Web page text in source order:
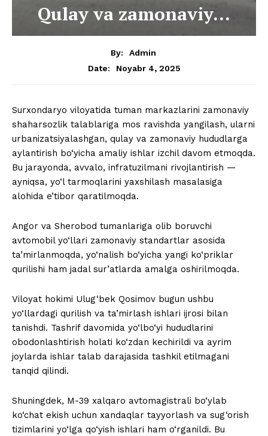
Qulay va zamonaviy…
By:
Admin
Date:
Noyabr 4, 2025
Surxondaryo viloyatida tuman markazlarini zamonaviy
shaharsozlik talablariga mos ravishda yangilash, ularni
urbanizatsiyalashgan, qulay va zamonaviy hududlarga
aylantirish bo‘yicha amaliy ishlar izchil davom etmoqda.
Bu jarayonda, avvalo, infratuzilmani rivojlantirish —
ayniqsa, yo‘l tarmoqlarini yaxshilash masalasiga
alohida e’tibor qaratilmoqda.
Angor va Sherobod tumanlariga olib boruvchi
avtomobil yo‘llari zamonaviy standartlar asosida
ta’mirlanmoqda, yo‘nalish bo‘yicha yangi ko‘priklar
qurilishi ham jadal sur’atlarda amalga oshirilmoqda.
Viloyat hokimi Ulug‘bek Qosimov bugun ushbu
yo‘llardagi qurilish va ta’mirlash ishlari ijrosi bilan
tanishdi. Tashrif davomida yo‘lbo‘yi hududlarini
obodonlashtirish holati ko‘zdan kechirildi va ayrim
joylarda ishlar talab darajasida tashkil etilmagani
tanqid qilindi.
Shuningdek, M-39 xalqaro avtomagistrali bo‘ylab
ko‘chat ekish uchun xandaqlar tayyorlash va sug‘orish
tizimlarini yo‘lga qo‘yish ishlari ham o‘rganildi. Bu